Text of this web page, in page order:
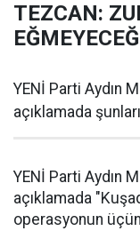
TEZCAN:
YENİ Parti Aydın
açıklamada
YENİ Parti Aydın
açıklamada
operasyonun